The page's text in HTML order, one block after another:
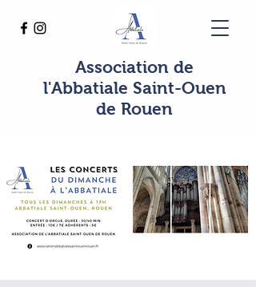
Association de
l'Abbatiale Saint-Ouen
de Rouen